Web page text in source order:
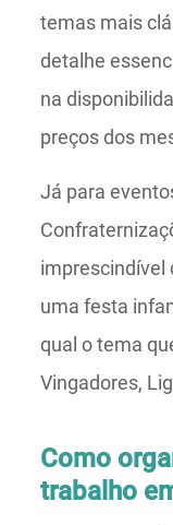
temas mais
detalhe
na
preços dos
Já para
imprescindível
uma festa
qual o tema
Vingadores,
Como
trabalho